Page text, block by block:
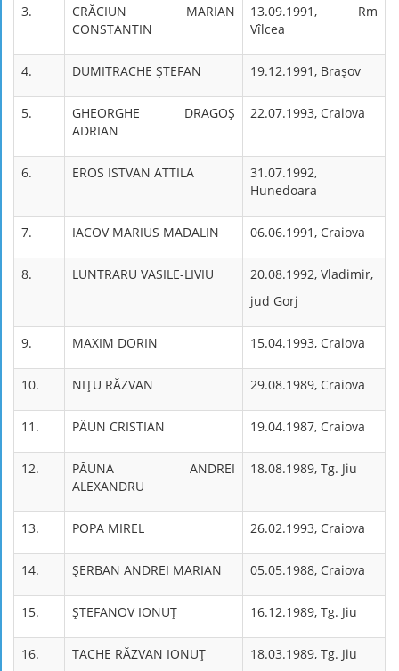
3.
CRĂCIUN MARIAN
CONSTANTIN
13.09.1991, Rm
Vîlcea
4. DUMITRACHE ŞTEFAN 19.12.1991, Braşov
5.
GHEORGHE DRAGOŞ
ADRIAN
22.07.1993, Craiova
6. EROS ISTVAN ATTILA
31.07.1992,
Hunedoara
7. IACOV MARIUS MADALIN 06.06.1991, Craiova
8. LUNTRARU VASILE-LIVIU
20.08.1992, Vladimir,
jud Gorj
9. MAXIM DORIN 15.04.1993, Craiova
10. NIŢU RĂZVAN 29.08.1989, Craiova
11. PĂUN CRISTIAN 19.04.1987, Craiova
12.
PĂUNA ANDREI
ALEXANDRU
18.08.1989, Tg. Jiu
13. POPA MIREL 26.02.1993, Craiova
14. ŞERBAN ANDREI MARIAN 05.05.1988, Craiova
15. ŞTEFANOV IONUŢ 16.12.1989, Tg. Jiu
16. TACHE RĂZVAN IONUŢ 18.03.1989, Tg. Jiu